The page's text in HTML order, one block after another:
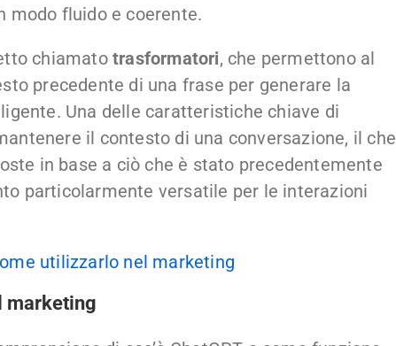
modo fluido e coerente.
chiamato trasformatori, che permettono al
precedente di una frase per generare la
Una delle caratteristiche chiave di
il contesto di una conversazione, il che
in base a ciò che è stato precedentemente
particolarmente versatile per le interazioni
utilizzarlo nel marketing
marketing